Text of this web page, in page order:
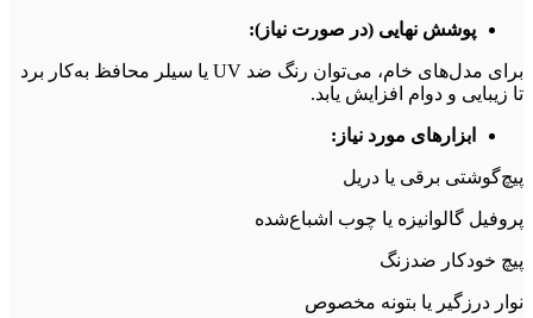
پوشش نهایی (در صورت نیاز):
برای مدل‌های خام، می‌توان رنگ ضد UV یا سیلر محافظ به‌کار برد
تا زیبایی و دوام افزایش یابد.
ابزارهای مورد نیاز:
پیچ‌گوشتی برقی یا دریل
پروفیل گالوانیزه یا چوب اشباع‌شده
پیچ خودکار ضدزنگ
نوار درزگیر یا بتونه مخصوص